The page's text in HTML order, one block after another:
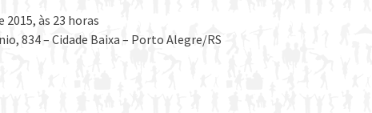
às 23 horas
834 – Cidade Baixa – Porto Alegre/RS